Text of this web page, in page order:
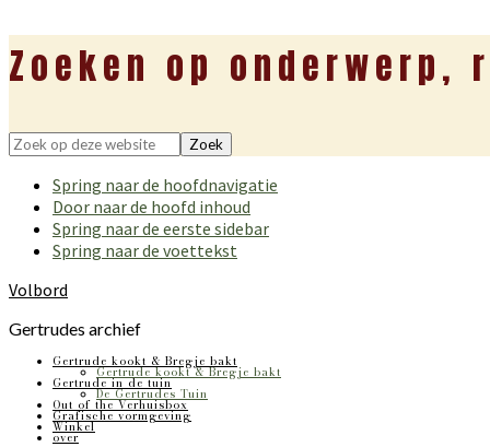
Zoeken op onderwerp,
Zoek
deze
website
Spring naar de hoofdnavigatie
Door naar de hoofd inhoud
Spring naar de eerste sidebar
Spring naar de voettekst
Volbord
Gertrudes archief
Gertrude kookt & Bregje bakt
Gertrude kookt & Bregje bakt
Gertrude in de tuin
De Gertrudes Tuin
Out of the Verhuisbox
Grafische vormgeving
Winkel
over